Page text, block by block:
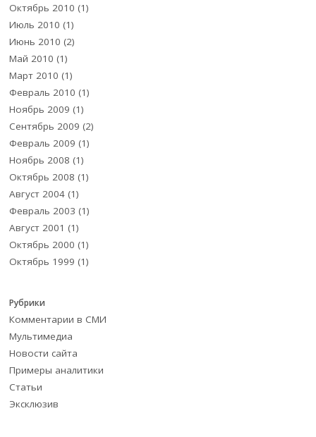
Октябрь 2010 (1)
Июль 2010 (1)
Июнь 2010 (2)
Май 2010 (1)
Март 2010 (1)
Февраль 2010 (1)
Ноябрь 2009 (1)
Сентябрь 2009 (2)
Февраль 2009 (1)
Ноябрь 2008 (1)
Октябрь 2008 (1)
Август 2004 (1)
Февраль 2003 (1)
Август 2001 (1)
Октябрь 2000 (1)
Октябрь 1999 (1)
Рубрики
Комментарии в СМИ
Мультимедиа
Новости сайта
Примеры аналитики
Статьи
Эксклюзив